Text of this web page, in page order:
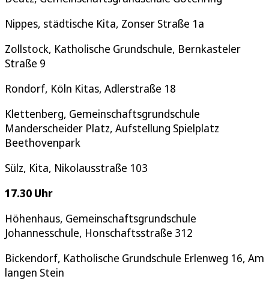
Nippes, städtische Kita, Zonser Straße 1a
Zollstock, Katholische Grundschule, Bernkasteler
Straße 9
Rondorf, Köln Kitas, Adlerstraße 18
Klettenberg, Gemeinschaftsgrundschule
Manderscheider Platz, Aufstellung Spielplatz
Beethovenpark
Sülz, Kita, Nikolausstraße 103
17.30 Uhr
Höhenhaus, Gemeinschaftsgrundschule
Johannesschule, Honschaftsstraße 312
Bickendorf, Katholische Grundschule Erlenweg 16, Am
langen Stein